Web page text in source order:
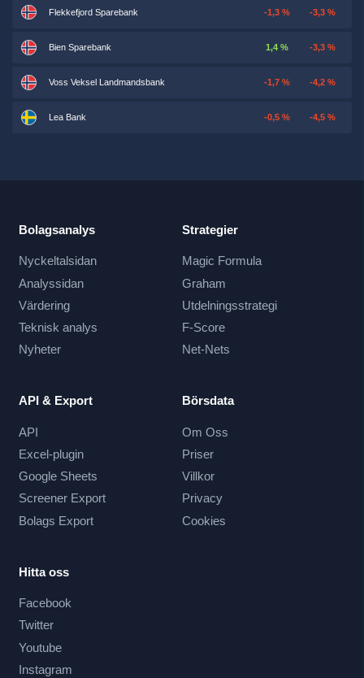
Flekkefjord Sparebank -1,3 % -3,3 %
Bien Sparebank 1,4 % -3,3 %
Voss Veksel Landmandsbank -1,7 % -4,2 %
Lea Bank -0,5 % -4,5 %
Bolagsanalys
Nyckeltalsidan
Analyssidan
Värdering
Teknisk analys
Nyheter
Strategier
Magic Formula
Graham
Utdelningsstrategi
F-Score
Net-Nets
API & Export
API
Excel-plugin
Google Sheets
Screener Export
Bolags Export
Börsdata
Om Oss
Priser
Villkor
Privacy
Cookies
Hitta oss
Facebook
Twitter
Youtube
Instagram